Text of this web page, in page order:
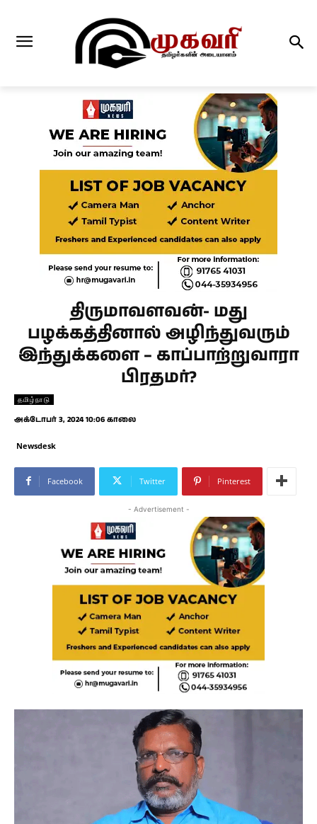
திருமாவளவன்- மது
பழக்கத்தினால் அழிந்துவரும்
இந்துக்களை – காப்பாற்றுவாரா
பிரதமர்?
தமிழ்நாடு
அக்டோபர் 3, 2024 10:06 காலை
Newsdesk
Facebook Twitter Pinterest
- Advertisement -